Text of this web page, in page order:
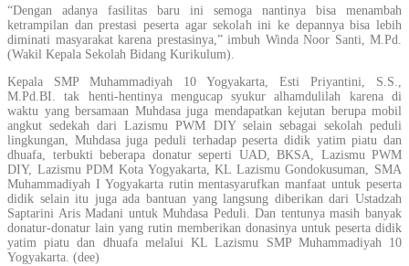
“Dengan adanya fasilitas baru ini semoga nantinya bisa menambah
ketrampilan dan prestasi peserta agar sekolah ini ke depannya bisa lebih
diminati masyarakat karena prestasinya,” imbuh Winda Noor Santi, M.Pd.
(Wakil Kepala Sekolah Bidang Kurikulum).
Kepala SMP Muhammadiyah 10 Yogyakarta, Esti Priyantini, S.S.,
M.Pd.BI. tak henti-hentinya mengucap syukur alhamdulilah karena di
waktu yang bersamaan Muhdasa juga mendapatkan kejutan berupa mobil
angkut sedekah dari Lazismu PWM DIY selain sebagai sekolah peduli
lingkungan, Muhdasa juga peduli terhadap peserta didik yatim piatu dan
dhuafa, terbukti beberapa donatur seperti UAD, BKSA, Lazismu PWM
DIY, Lazismu PDM Kota Yogyakarta, KL Lazismu Gondokusuman, SMA
Muhammadiyah I Yogyakarta rutin mentasyarufkan manfaat untuk peserta
didik selain itu juga ada bantuan yang langsung diberikan dari Ustadzah
Saptarini Aris Madani untuk Muhdasa Peduli. Dan tentunya masih banyak
donatur-donatur lain yang rutin memberikan donasinya untuk peserta didik
yatim piatu dan dhuafa melalui KL Lazismu SMP Muhammadiyah 10
Yogyakarta. (dee)